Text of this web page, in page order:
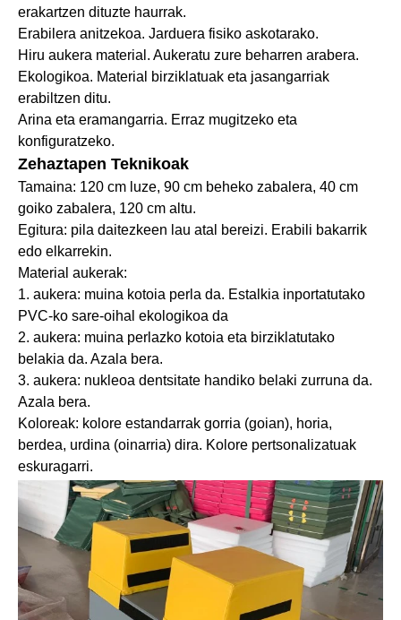
erakartzen dituzte haurrak.
Erabilera anitzekoa. Jarduera fisiko askotarako.
Hiru aukera material. Aukeratu zure beharren arabera.
Ekologikoa. Material birziklatuak eta jasangarriak
erabiltzen ditu.
Arina eta eramangarria. Erraz mugitzeko eta
konfiguratzeko.
Zehaztapen Teknikoak
Tamaina: 120 cm luze, 90 cm beheko zabalera, 40 cm
goiko zabalera, 120 cm altu.
Egitura: pila daitezkeen lau atal bereizi. Erabili bakarrik
edo elkarrekin.
Material aukerak:
1. aukera: muina kotoia perla da. Estalkia inportatutako
PVC-ko sare-oihal ekologikoa da
2. aukera: muina perlazko kotoia eta birziklatutako
belakia da. Azala bera.
3. aukera: nukleoa dentsitate handiko belaki zurruna da.
Azala bera.
Koloreak: kolore estandarrak gorria (goian), horia,
berdea, urdina (oinarria) dira. Kolore pertsonalizatuak
eskuragarri.